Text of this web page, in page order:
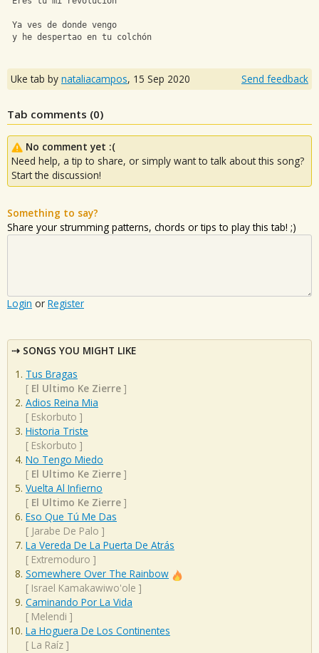
Ya ves de donde vengo
y he despertao en tu colchón
Uke tab by nataliacampos, 15 Sep 2020 Send feedback
Tab comments (0)
No comment yet :(
Need help, a tip to share, or simply want to talk about this song?
Start the discussion!
Something to say?
Share your strumming patterns, chords or tips to play this tab! ;)
Login or Register
SONGS YOU MIGHT LIKE
Tus Bragas
[ El Ultimo Ke Zierre ]
Adios Reina Mia
[ Eskorbuto ]
Historia Triste
[ Eskorbuto ]
No Tengo Miedo
[ El Ultimo Ke Zierre ]
Vuelta Al Infierno
[ El Ultimo Ke Zierre ]
Eso Que Tú Me Das
[ Jarabe De Palo ]
La Vereda De La Puerta De Atrás
[ Extremoduro ]
Somewhere Over The Rainbow
[ Israel Kamakawiwo'ole ]
Caminando Por La Vida
[ Melendi ]
La Hoguera De Los Continentes
[ La Raíz ]